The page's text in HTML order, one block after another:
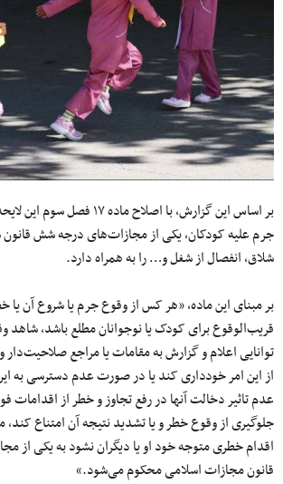
بر اساس این گزارش، با اصلاح
جرم علیه کودکان، یکی از مجازات‌های درجه شش
شلاق، انفصال از شغل و… را به همراه دارد.
بر مبنای این ماده، «هر کس از وقوع جرم یا شروع آن یا
قریب‌الوقوع برای کودک یا نوجوانان مطلع باشد، شاهد
توانایی اعلام و گزارش به مقامات یا مراجع
از این امر خودداری کند یا در صورت عدم دسترسی به
عدم تاثیر دخالت آنها در رفع تجاوز و خطر از اقدامات
جلوگیری از وقوع خطر و یا تشدید نتیجه آن امتناع کند،
اقدام خطری متوجه خود او یا دیگران نشود به یکی از
قانون مجازات اسلامی محکوم می‌شود.»